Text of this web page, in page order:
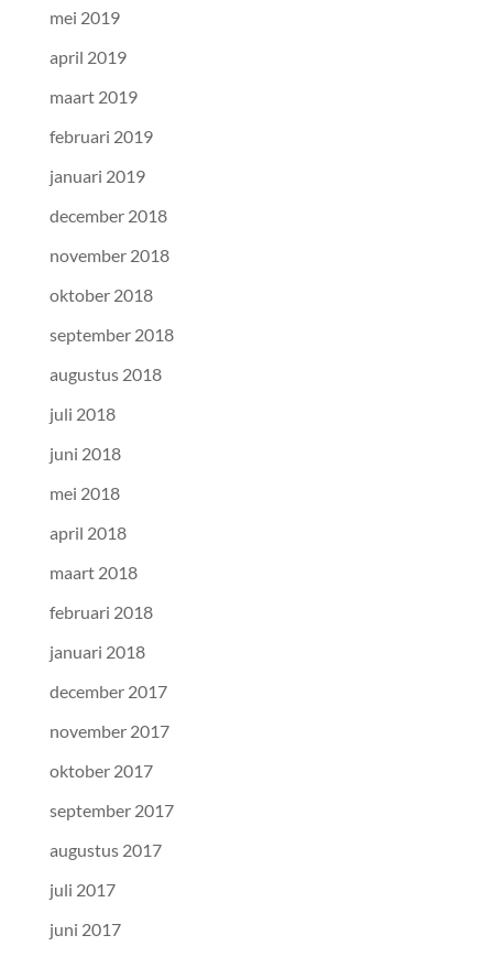
mei 2019
april 2019
maart 2019
februari 2019
januari 2019
december 2018
november 2018
oktober 2018
september 2018
augustus 2018
juli 2018
juni 2018
mei 2018
april 2018
maart 2018
februari 2018
januari 2018
december 2017
november 2017
oktober 2017
september 2017
augustus 2017
juli 2017
juni 2017